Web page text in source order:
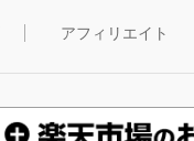
アフィリエイト